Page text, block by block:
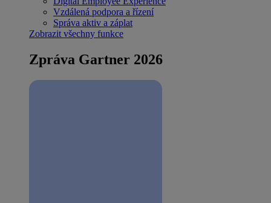
Vzdálená podpora a řízení
Správa aktiv a záplat
Zobrazit všechny funkce
Zpráva Gartner 2026